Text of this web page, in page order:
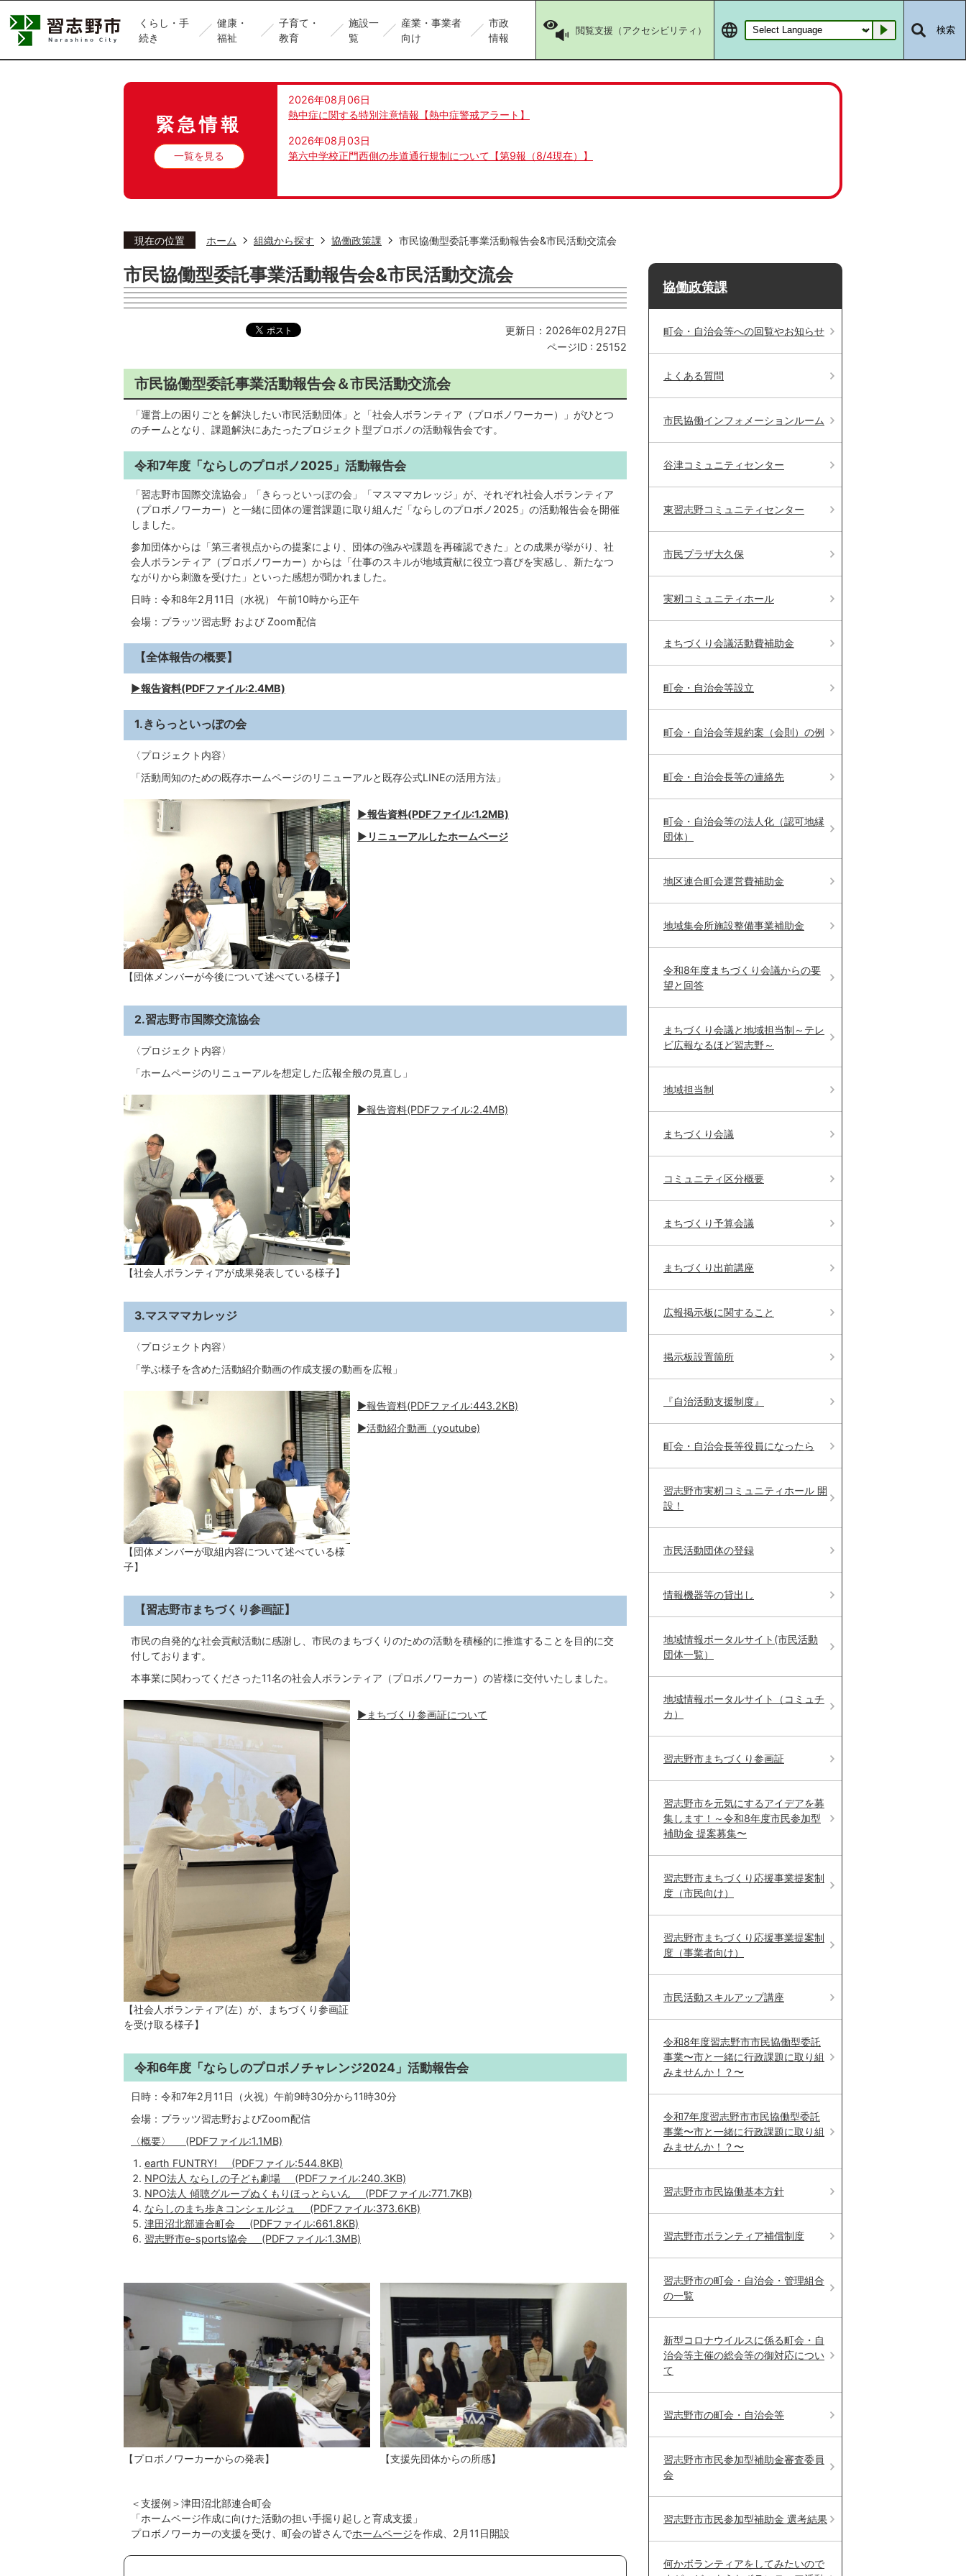
くらし・手
続き
健康・
福祉
子育て・
教育
施設一
覧
産業・事業者
向け
市政
情報
閲覧支援（アクセシビリティ） Go 検索
緊急情報
一覧を見る
2026年08月06日
熱中症に関する特別注意情報【熱中症警戒アラート】
2026年08月03日
第六中学校正門西側の歩道通行規制について【第9報（8/4現在）】
現在の位置 ホーム 組織から探す 協働政策課 市民協働型委託事業活動報告会&市民活動交流会
市民協働型委託事業活動報告会&市民活動交流会
更新日：2026年02月27日
ページID : 25152
市民協働型委託事業活動報告会＆市民活動交流会
「運営上の困りごとを解決したい市民活動団体」と「社会人ボランティア（プロボノワーカー）」がひとつ
のチームとなり、課題解決にあたったプロジェクト型プロボノの活動報告会です。
令和7年度「ならしのプロボノ2025」活動報告会
「習志野市国際交流協会」「きらっといっぽの会」「マスママカレッジ」が、それぞれ社会人ボランティア
（プロボノワーカー）と一緒に団体の運営課題に取り組んだ「ならしのプロボノ2025」の活動報告会を開催
しました。
参加団体からは「第三者視点からの提案により、団体の強みや課題を再確認できた」との成果が挙がり、社
会人ボランティア（プロボノワーカー）からは「仕事のスキルが地域貢献に役立つ喜びを実感し、新たなつ
ながりから刺激を受けた」といった感想が聞かれました。
日時：令和8年2月11日（水祝） 午前10時から正午
会場：プラッツ習志野 および Zoom配信
【全体報告の概要】
▶報告資料(PDFファイル:2.4MB)
1.きらっといっぽの会
〈プロジェクト内容〉
「活動周知のための既存ホームページのリニューアルと既存公式LINEの活用方法」
【団体メンバーが今後について述べている様子】
▶報告資料(PDFファイル:1.2MB)
▶リニューアルしたホームページ
2.習志野市国際交流協会
〈プロジェクト内容〉
「ホームページのリニューアルを想定した広報全般の見直し」
【社会人ボランティアが成果発表している様子】
▶報告資料(PDFファイル:2.4MB)
3.マスママカレッジ
〈プロジェクト内容〉
「学ぶ様子を含めた活動紹介動画の作成支援の動画を広報」
【団体メンバーが取組内容について述べている様
子】
▶報告資料(PDFファイル:443.2KB)
▶活動紹介動画（youtube)
【習志野市まちづくり参画証】
市民の自発的な社会貢献活動に感謝し、市民のまちづくりのための活動を積極的に推進することを目的に交
付しております。
本事業に関わってくださった11名の社会人ボランティア（プロボノワーカー）の皆様に交付いたしました。
【社会人ボランティア(左）が、まちづくり参画証
を受け取る様子】
▶まちづくり参画証について
令和6年度「ならしのプロボノチャレンジ2024」活動報告会
日時：令和7年2月11日（火祝）午前9時30分から11時30分
会場：プラッツ習志野およびZoom配信
〈概要〉 (PDFファイル:1.1MB)
earth FUNTRY! (PDFファイル:544.8KB)
NPO法人 ならしの子ども劇場 (PDFファイル:240.3KB)
NPO法人 傾聴グループぬくもりほっとらいん (PDFファイル:771.7KB)
ならしのまち歩きコンシェルジュ (PDFファイル:373.6KB)
津田沼北部連合町会 (PDFファイル:661.8KB)
習志野市e-sports協会 (PDFファイル:1.3MB)
【プロボノワーカーからの発表】 【支援先団体からの所感】
＜支援例＞津田沼北部連合町会
「ホームページ作成に向けた活動の担い手掘り起しと育成支援」
プロボノワーカーの支援を受け、町会の皆さんでホームページを作成、2月11日開設
協働政策課
町会・自治会等への回覧やお知らせ
よくある質問
市民協働インフォメーションルーム
谷津コミュニティセンター
東習志野コミュニティセンター
市民プラザ大久保
実籾コミュニティホール
まちづくり会議活動費補助金
町会・自治会等設立
町会・自治会等規約案（会則）の例
町会・自治会長等の連絡先
町会・自治会等の法人化（認可地縁
団体）
地区連合町会運営費補助金
地域集会所施設整備事業補助金
令和8年度まちづくり会議からの要
望と回答
まちづくり会議と地域担当制～テレ
ビ広報なるほど習志野～
地域担当制
まちづくり会議
コミュニティ区分概要
まちづくり予算会議
まちづくり出前講座
広報掲示板に関すること
掲示板設置箇所
『自治活動支援制度』
町会・自治会長等役員になったら
習志野市実籾コミュニティホール 開
設！
市民活動団体の登録
情報機器等の貸出し
地域情報ポータルサイト(市民活動
団体一覧）
地域情報ポータルサイト（コミュチ
カ）
習志野市まちづくり参画証
習志野市を元気にするアイデアを募
集します！～令和8年度市民参加型
補助金 提案募集〜
習志野市まちづくり応援事業提案制
度（市民向け）
習志野市まちづくり応援事業提案制
度（事業者向け）
市民活動スキルアップ講座
令和8年度習志野市市民協働型委託
事業〜市と一緒に行政課題に取り組
みませんか！？〜
令和7年度習志野市市民協働型委託
事業〜市と一緒に行政課題に取り組
みませんか！？〜
習志野市市民協働基本方針
習志野市ボランティア補償制度
習志野市の町会・自治会・管理組合
の一覧
新型コロナウイルスに係る町会・自
治会等主催の総会等の御対応につい
て
習志野市の町会・自治会等
習志野市市民参加型補助金審査委員
会
習志野市市民参加型補助金 選考結果
何かボランティアをしてみたいので